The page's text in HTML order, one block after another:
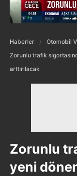
Haberler
Otomobil
Zorunlu trafik
arttırılacak
Zorunlu
yeni